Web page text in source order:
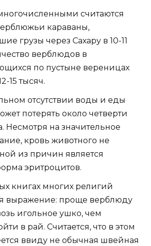
считаются
караваны,
грузы через Сахару в 10-11
верблюдов в
по пустыне вереницах
15 тысяч.
отсутствии воды и еды
потерять около четверти
Несмотря на значительное
кровь животного не
из причин является
эритроцитов.
книгах многих религий
выражение: проще верблюду
игольное ушко, чем
в рай. Считается, что в этом
ввиду не обычная швейная